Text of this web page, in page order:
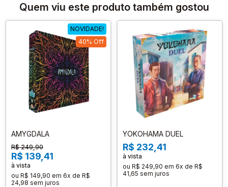
Quem viu este produto também gostou
NOVIDADE!
40% Off
AMYGDALA
R$ 249,90
R$ 139,41
à vista
ou R$ 149,90 em 6x de R$
24,98 sem juros
YOKOHAMA DUEL
R$ 232,41
à vista
ou R$ 249,90 em 6x de R$
41,65 sem juros